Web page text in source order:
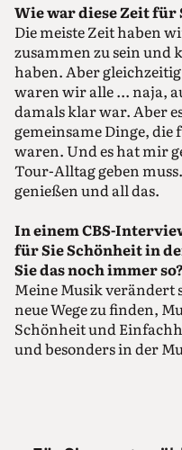
Wie war diese Zeit für
Die meiste Zeit haben
zusammen zu sein und
haben. Aber
waren wir alle ... naja,
damals klar war. Aber
gemeinsame Dinge, die
waren. Und es hat mir
Tour-Alltag geben
genießen und all das.
In einem CBS-
für Sie Schönheit in
Sie das noch immer so?
Meine Musik verändert
neue Wege zu finden,
Schönheit und
und besonders in der